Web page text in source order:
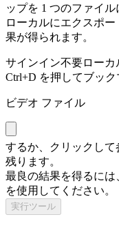
ップを 1 つのファイ
ローカルにエクスポ
果が得られます。
サインイン不要ローカ
Ctrl+D を押してブック
ビデオ ファイル
するか、クリックして
残ります。
最良の結果を得るに
を使用してください。
実行ツール